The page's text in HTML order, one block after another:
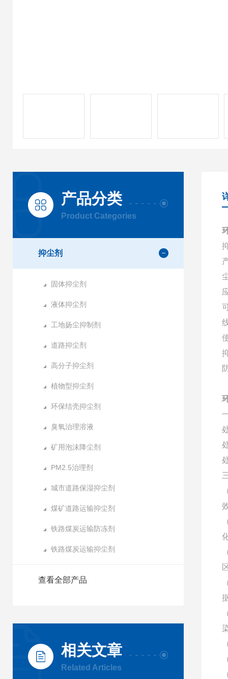
产品分类
Product Categories
抑尘剂
固体抑尘剂
液体抑尘剂
工地扬尘抑制剂
道路抑尘剂
高分子抑尘剂
植物型抑尘剂
环保结壳抑尘剂
臭氧治理溶液
矿用泡沫降尘剂
PM2.5治理剂
城市道路保湿抑尘剂
煤矿道路运输抑尘剂
铁路煤炭运输防冻剂
铁路煤炭运输抑尘剂
查看全部产品
相关文章
Related Articles